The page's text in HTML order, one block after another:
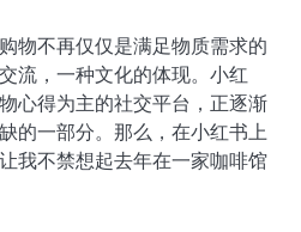
物不再仅仅是满足物质需求的
流，一种文化的体现。小红
心得为主的社交平台，正逐渐
的一部分。那么，在小红书上
我不禁想起去年在一家咖啡馆